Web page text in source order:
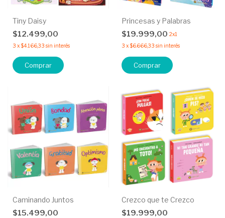
Tiny Daisy
$12.499,00
3 x$4.166,33 sin interés
Comprar
Princesas y Palabras
$19.999,00 2x1
3 x$6.666,33 sin interés
Comprar
Caminando Juntos
$15.499,00
Crezco que te Crezco
$19.999,00